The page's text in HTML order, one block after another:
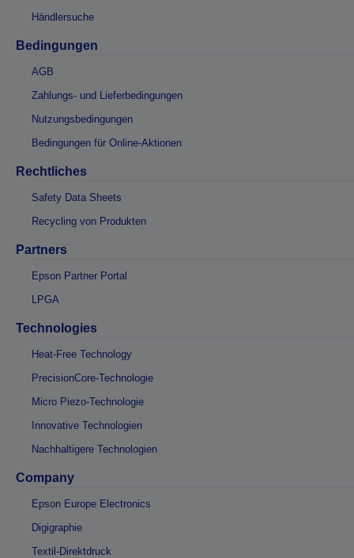
Händlersuche
Bedingungen
AGB
Zahlungs- und Lieferbedingungen
Nutzungsbedingungen
Bedingungen für Online-Aktionen
Rechtliches
Safety Data Sheets
Recycling von Produkten
Partners
Epson Partner Portal
LPGA
Technologies
Heat-Free Technology
PrecisionCore-Technologie
Micro Piezo-Technologie
Innovative Technologien
Nachhaltigere Technologien
Company
Epson Europe Electronics
Digigraphie
Textil-Direktdruck